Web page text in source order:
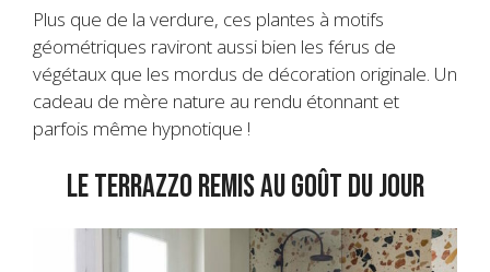
Plus que de la verdure, ces plantes à motifs
géométriques raviront aussi bien les férus de
végétaux que les mordus de décoration originale. Un
cadeau de mère nature au rendu étonnant et
parfois même hypnotique !
Le Terrazzo remis au goût du jour